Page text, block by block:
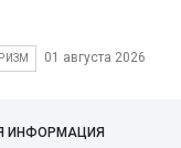
01 августа 2026
ИНФОРМАЦИЯ